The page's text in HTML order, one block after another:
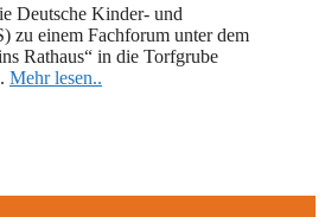
Deutsche Kinder- und
zu einem Fachforum unter dem
Rathaus“ in die Torfgrube
Mehr lesen..